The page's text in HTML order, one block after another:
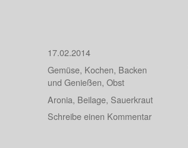
Veröffentlicht
am
17.02.2014
Kategorien
Gemüse, Kochen, Backen
und Genießen,Obst
Schlagwörter
Aronia, Beilage, Sauerkraut
Schreibe einen Kommentarzu